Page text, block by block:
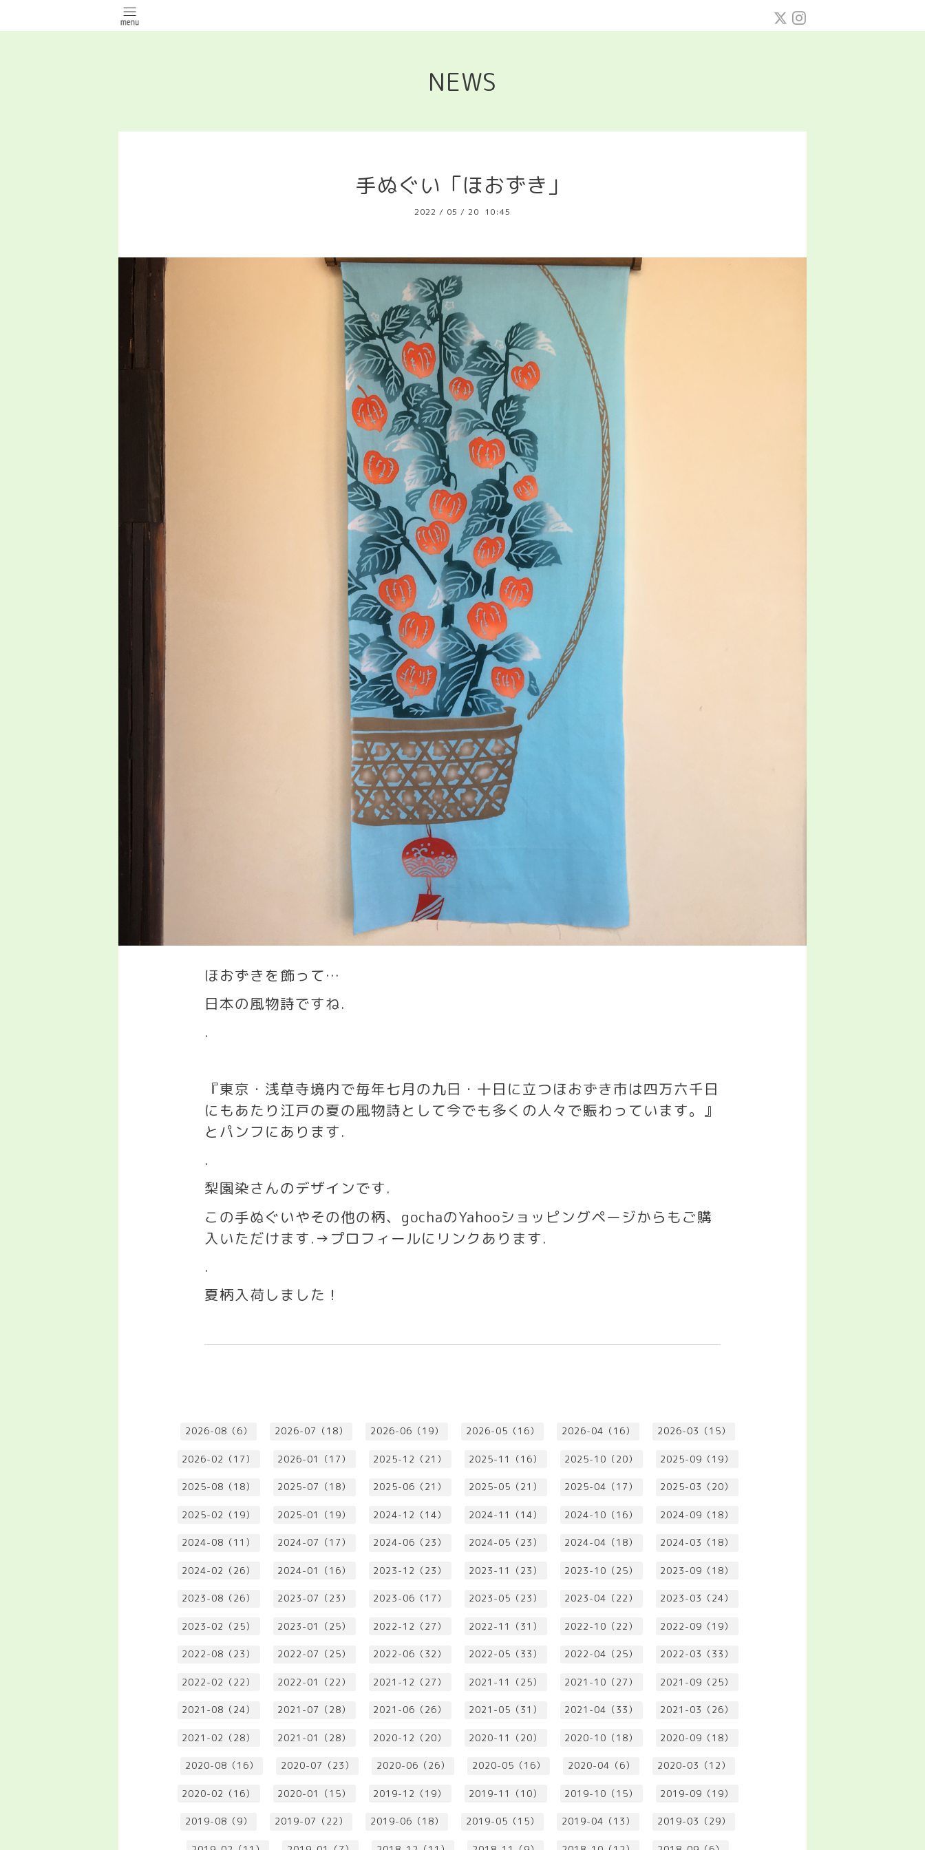
NEWS
手ぬぐい「ほおずき」
2022 / 05 / 20 10:45
ほおずきを飾って…
日本の風物詩ですね.
.
『東京・浅草寺境内で毎年七月の九日・十日に立つほおずき市は四万六千日
にもあたり江戸の夏の風物詩として今でも多くの人々で賑わっています。』
とパンフにあります.
.
梨園染さんのデザインです.
この手ぬぐいやその他の柄、 gochaのYahooショッピングページからもご購
入いただけます.→ プロフィールにリンクあります.
.
夏柄入荷しました！
2026-08（6） 2026-07（18） 2026-06（19） 2026-05（16） 2026-04（16） 2026-03（15）
2026-02（17） 2026-01（17） 2025-12（21） 2025-11（16） 2025-10（20） 2025-09（19）
2025-08（18） 2025-07（18） 2025-06（21） 2025-05（21） 2025-04（17） 2025-03（20）
2025-02（19） 2025-01（19） 2024-12（14） 2024-11（14） 2024-10（16） 2024-09（18）
2024-08（11） 2024-07（17） 2024-06（23） 2024-05（23） 2024-04（18） 2024-03（18）
2024-02（26） 2024-01（16） 2023-12（23） 2023-11（23） 2023-10（25） 2023-09（18）
2023-08（26） 2023-07（23） 2023-06（17） 2023-05（23） 2023-04（22） 2023-03（24）
2023-02（25） 2023-01（25） 2022-12（27） 2022-11（31） 2022-10（22） 2022-09（19）
2022-08（23） 2022-07（25） 2022-06（32） 2022-05（33） 2022-04（25） 2022-03（33）
2022-02（22） 2022-01（22） 2021-12（27） 2021-11（25） 2021-10（27） 2021-09（25）
2021-08（24） 2021-07（28） 2021-06（26） 2021-05（31） 2021-04（33） 2021-03（26）
2021-02（28） 2021-01（28） 2020-12（20） 2020-11（20） 2020-10（18） 2020-09（18）
2020-08（16） 2020-07（23） 2020-06（26） 2020-05（16） 2020-04（6） 2020-03（12）
2020-02（16） 2020-01（15） 2019-12（19） 2019-11（10） 2019-10（15） 2019-09（19）
2019-08（9） 2019-07（22） 2019-06（18） 2019-05（15） 2019-04（13） 2019-03（29）